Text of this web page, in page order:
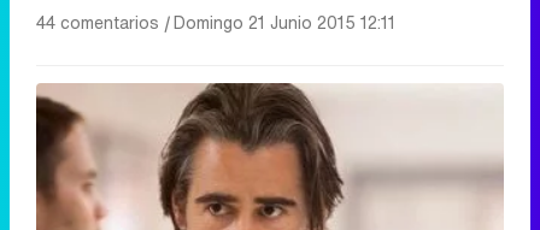
44 comentarios |Domingo 21 Junio 2015 12:11